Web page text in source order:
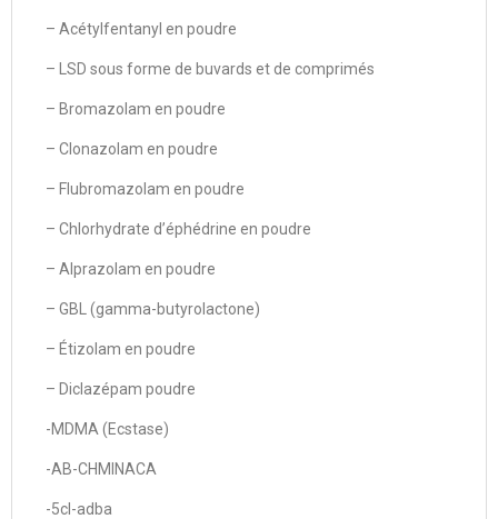
– Acétylfentanyl en poudre
– LSD sous forme de buvards et de comprimés
– Bromazolam en poudre
– Clonazolam en poudre
– Flubromazolam en poudre
– Chlorhydrate d’éphédrine en poudre
– Alprazolam en poudre
– GBL (gamma-butyrolactone)
– Étizolam en poudre
– Diclazépam poudre
-MDMA (Ecstase)
-AB-CHMINACA
-5cl-adba